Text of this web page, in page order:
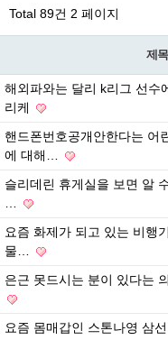
Total 89건 2 페이지
제목
해외파와는 달리 k리그 선수
리케
핸드폰번호공개안한다는 어
에 대해…
슬리데린 휴게실을 보면 알
…
요즘 화제가 되고 있는 비행
물…
은근 못드시는 분이 있다는
요즘 몸매갑인 스톤나영 삼